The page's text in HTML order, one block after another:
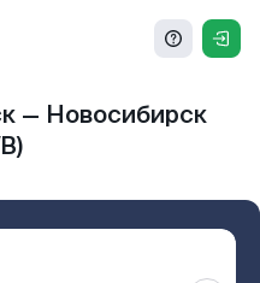
— Новосибирск